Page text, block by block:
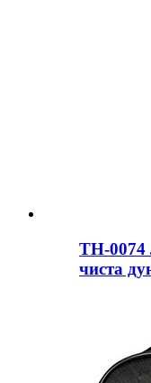
ТН-0074
чиста